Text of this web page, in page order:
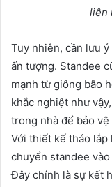
liên
Tuy nhiên, cần lưu
ấn tượng. Standee
mạnh từ giông bão
khắc nghiệt như
trong nhà để bảo
Với thiết kế tháo lắp
chuyển standee
Đây chính là sự kết